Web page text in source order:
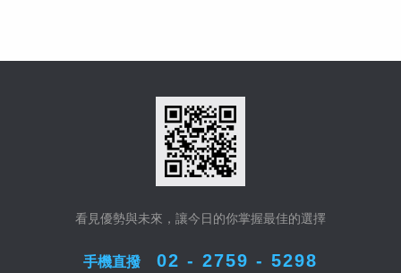
看見優勢與未來，讓今日的你掌握最佳的選擇
手機直撥 02 - 2759 - 5298